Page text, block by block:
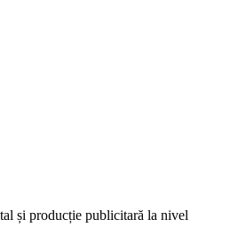
și producție publicitară la nivel